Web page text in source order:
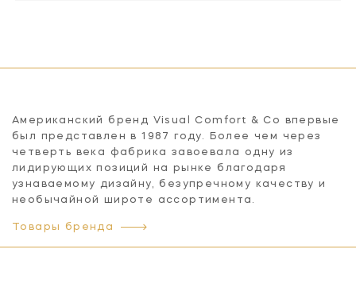
Американский бренд Visual Comfort & Co впервые
был представлен в 1987 году. Более чем через
четверть века фабрика завоевала одну из
лидирующих позиций на рынке благодаря
узнаваемому дизайну, безупречному качеству и
необычайной широте ассортимента.
Товары бренда